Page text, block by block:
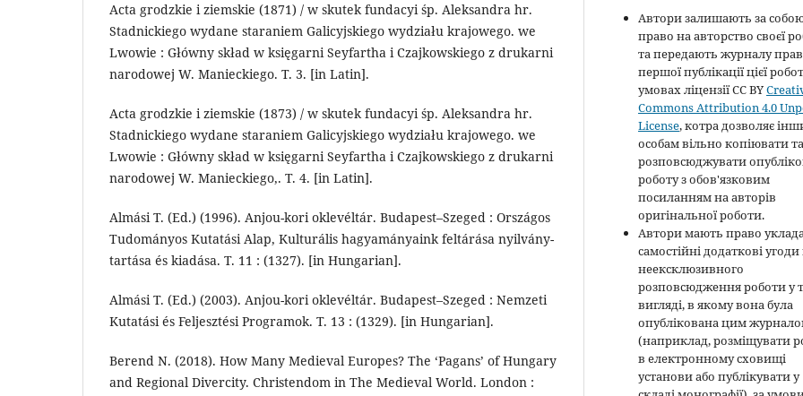
Acta grodzkie i ziemskie (1871) / w skutek fundacyi śp. Alek­sandra hr.
Stadnickiego wydane staraniem Galicyjskiego wydziału krajo­wego. we
Lwo­wie : Główny skład w księgarni Seyfartha i Czajkow­skiego z drukarni
naro­do­wej W. Manieckiego. T. 3. [in Latin].
Acta grodzkie i ziemskie (1873) / w skutek fundacyi śp. Alek­sandra hr.
Stadnickiego wydane staraniem Galicyjskiego wydziału krajo­wego. we
Lwo­wie : Główny skład w księgarni Seyfartha i Czajkow­skiego z drukarni
narodo­wej W. Manieckiego,. T. 4. [in Latin].
Almási T. (Ed.) (1996). Anjou-kori oklevéltár. Budapest–Szeged : Országos
Tudo­mányos Kutatási Alap, Kulturális hagyamányaink feltárása nyilvány­
tartása és kiadása. T. 11 : (1327). [in Hungarian].
Almási T. (Ed.) (2003). Anjou-kori oklevéltár. Budapest–Szeged : Nemzeti
Kuta­tá­si és Feljesztési Programok. T. 13 : (1329). [in Hungarian].
Berend N. (2018). How Many Medieval Europes? The ‘Pagans’ of Hungary
and Regional Divercity. Christendom in The Medieval World. London :
Автори залишають за
право на авторство своєї
та передають журналу
першої публікації цієї
умовах ліцензії CC BY
Commons Attribution 4.0
License, котра дозволяє
особам вільно копіювати та
розповсюджувати
роботу з обов'язковим
посиланням на авторів
оригінальної роботи.
Автори мають право
самостійні додаткові
неексклюзивного
розповсюдження роботи у
вигляді, в якому вона була
опублікована цим
(наприклад, розміщувати
в електронному сховищі
установи або публікувати у